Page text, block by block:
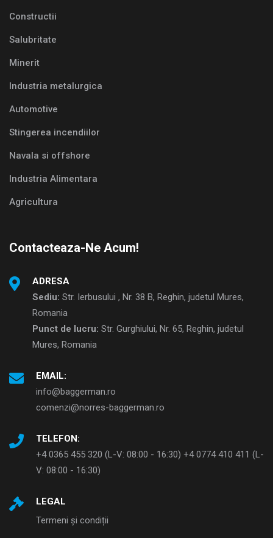
Constructii
Salubritate
Minerit
Industria metalurgica
Automotive
Stingerea incendiilor
Navala si offshore
Industria Alimentara
Agricultura
Contacteaza-Ne Acum!
ADRESA
Sediu: Str. Ierbusului , Nr. 38 B, Reghin, judetul Mures,
Romania
Punct de lucru: Str. Gurghiului, Nr. 65, Reghin, judetul
Mures, Romania
EMAIL:
info@baggerman.ro
comenzi@norres-baggerman.ro
TELEFON:
+4 0365 455 320 (L-V: 08:00 - 16:30) +4 0774 410 411 (L-
V: 08:00 - 16:30)
LEGAL
Termeni și condiții